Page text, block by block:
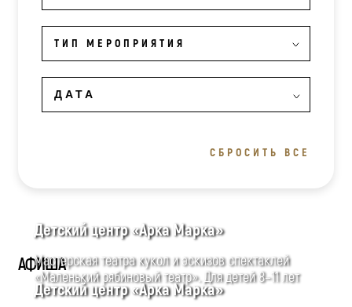
ТИП МЕРОПРИЯТИЯ
СБРОСИТЬ ВСЕ
АФИША
Детский центр «Арка Марка»
Мастерская театра кукол и эскизов спектаклей
«Маленький рябиновый театр». Для детей 8–11 лет
Детский центр «Арка Марка»